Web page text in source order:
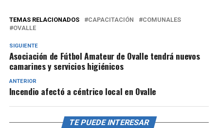
TEMAS RELACIONADOS CAPACITACIÓN
COMUNALES
OVALLE
SIGUIENTE
Asociación de Fútbol Amateur de Ovalle tendrá nuevos
camarines y servicios higiénicos
ANTERIOR
Incendio afectó a céntrico local en Ovalle
TE PUEDE INTERESAR